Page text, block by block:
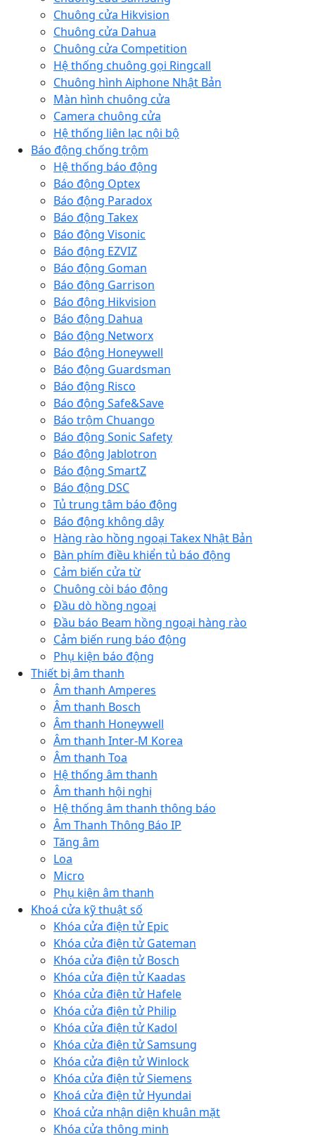
Chuông cửa Hikvision
Chuông cửa Dahua
Chuông cửa Competition
Hệ thống chuông gọi Ringcall
Chuông hình Aiphone Nhật Bản
Màn hình chuông cửa
Camera chuông cửa
Hệ thống liên lạc nội bộ
Báo động chống trộm
Hệ thống báo động
Báo động Optex
Báo động Paradox
Báo động Takex
Báo động Visonic
Báo động EZVIZ
Báo động Goman
Báo động Garrison
Báo động Hikvision
Báo động Dahua
Báo động Networx
Báo động Honeywell
Báo động Guardsman
Báo động Risco
Báo động Safe&Save
Báo trộm Chuango
Báo động Sonic Safety
Báo động Jablotron
Báo động SmartZ
Báo động DSC
Tủ trung tâm báo động
Báo động không dây
Hàng rào hồng ngoại Takex Nhật Bản
Bàn phím điều khiển tủ báo động
Cảm biến cửa từ
Chuông còi báo động
Đầu dò hồng ngoại
Đầu báo Beam hồng ngoại hàng rào
Cảm biến rung báo động
Phụ kiện báo động
Thiết bị âm thanh
Âm thanh Amperes
Âm thanh Bosch
Âm thanh Honeywell
Âm thanh Inter-M Korea
Âm thanh Toa
Hệ thống âm thanh
Âm thanh hội nghị
Hệ thống âm thanh thông báo
Âm Thanh Thông Báo IP
Tăng âm
Loa
Micro
Phụ kiện âm thanh
Khoá cửa kỹ thuật số
Khóa cửa điện tử Epic
Khóa cửa điện tử Gateman
Khóa cửa điện tử Bosch
Khóa cửa điện tử Kaadas
Khóa cửa điện tử Hafele
Khóa cửa điện tử Philip
Khóa cửa điện tử Kadol
Khóa cửa điện tử Samsung
Khóa cửa điện tử Winlock
Khóa cửa điện tử Siemens
Khoá cửa điện tử Hyundai
Khoá cửa nhận diện khuân mặt
Khóa cửa thông minh